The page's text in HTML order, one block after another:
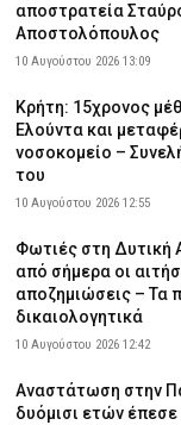
αποστρατεία
Αποστολόπουλος
10 Αυγούστου 2026 13:09
Κρήτη: 15χρονος
Ελούντα και
νοσοκομείο –
του
10 Αυγούστου 2026 12:55
Φωτιές στη Δυτική
από σήμερα οι
αποζημιώσεις – Τα
δικαιολογητικά
10 Αυγούστου 2026 12:42
Αναστάτωση στην
δυόμισι ετών